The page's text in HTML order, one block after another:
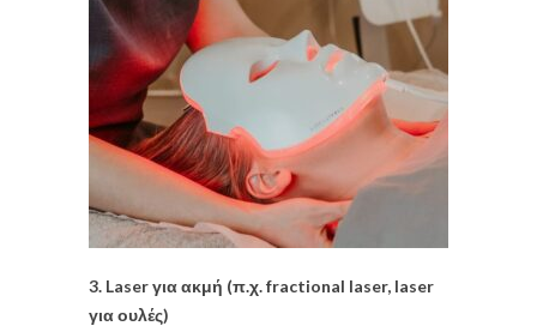
3. Laser για ακμή (π.χ. fractional laser, laser
για ουλές)